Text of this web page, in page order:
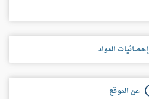
إحصائيات المواد
عن الموقع